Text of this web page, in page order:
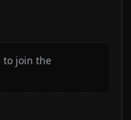
to join the